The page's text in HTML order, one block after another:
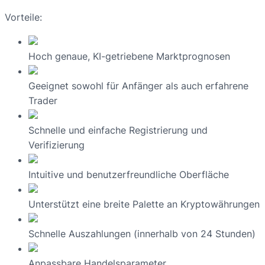
Vorteile:
Hoch genaue, KI-getriebene Marktprognosen
Geeignet sowohl für Anfänger als auch erfahrene
Trader
Schnelle und einfache Registrierung und
Verifizierung
Intuitive und benutzerfreundliche Oberfläche
Unterstützt eine breite Palette an Kryptowährungen
Schnelle Auszahlungen (innerhalb von 24 Stunden)